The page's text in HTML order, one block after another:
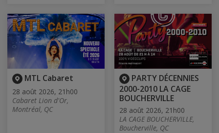
MTL Cabaret
28 août 2026, 21h00
Cabaret Lion d'Or,
Montréal, QC
PARTY DÉCENNIES
2000-2010 LA CAGE
BOUCHERVILLE
28 août 2026, 21h00
LA CAGE BOUCHERVILLE,
Boucherville, QC